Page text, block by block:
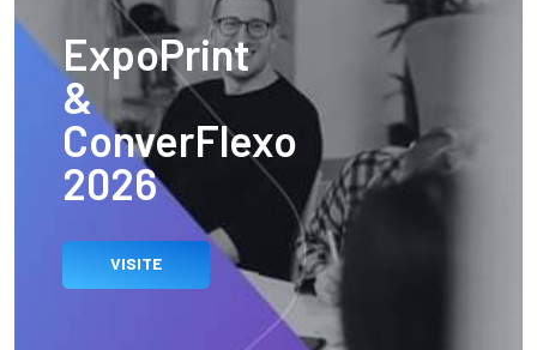
ExpoPrint
&
ConverFlexo
2026
VISITE